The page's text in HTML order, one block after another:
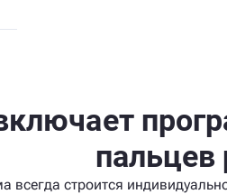
пальцев
всегда строится